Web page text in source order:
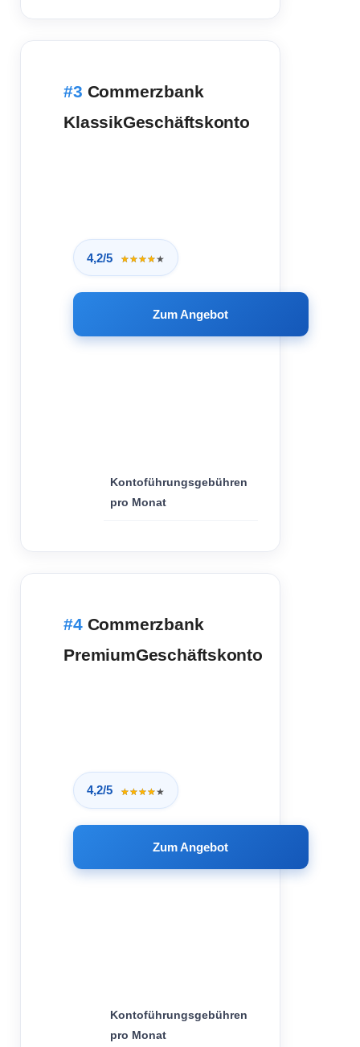
Commerzbank
KlassikGeschäftskonto
4,2/5 ★★★★★
★★★★★
Zum Angebot
Kontoführungsgebühren
pro Monat
Commerzbank
PremiumGeschäftskonto
4,2/5 ★★★★★
★★★★★
Zum Angebot
Kontoführungsgebühren
pro Monat